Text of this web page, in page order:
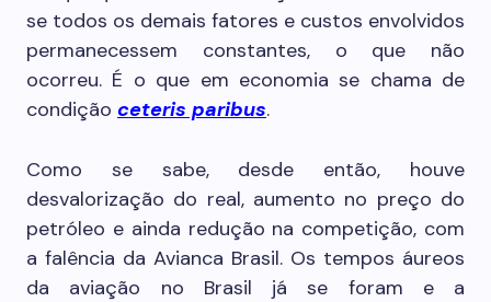
se todos os demais fatores e custos envolvidos
permanecessem constantes, o que não
ocorreu. É o que em economia se chama de
condição ceteris paribus.
Como se sabe, desde então, houve
desvalorização do real, aumento no preço do
petróleo e ainda redução na competição, com
a falência da Avianca Brasil. Os tempos áureos
da aviação no Brasil já se foram e a